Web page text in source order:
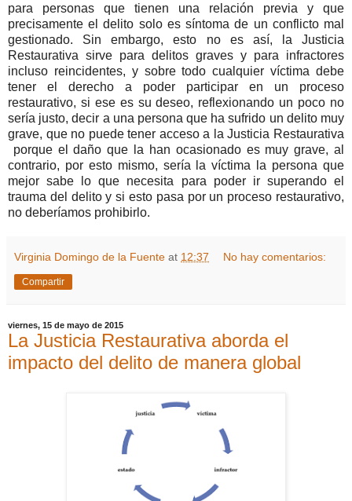
para personas que tienen una relación previa y que
precisamente el delito solo es síntoma de un conflicto mal
gestionado. Sin embargo, esto no es así, la Justicia
Restaurativa sirve para delitos graves y para infractores
incluso reincidentes, y sobre todo cualquier víctima debe
tener el derecho a poder participar en un proceso
restaurativo, si ese es su deseo, reflexionando un poco no
sería justo, decir a una persona que ha sufrido un delito muy
grave, que no puede tener acceso a la Justicia Restaurativa
porque el daño que la han ocasionado es muy grave, al
contrario, por esto mismo, sería la víctima la persona que
mejor sabe lo que necesita para poder ir superando el
trauma del delito y si esto pasa por un proceso restaurativo,
no deberíamos prohibirlo.
Virginia Domingo de la Fuente at 12:37 No hay comentarios:
Compartir
viernes, 15 de mayo de 2015
La Justicia Restaurativa aborda el
impacto del delito de manera global